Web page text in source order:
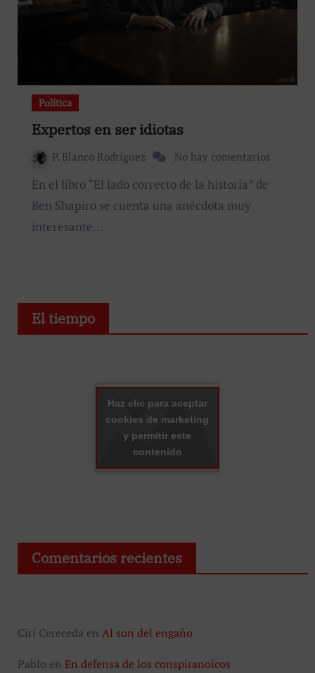
Política
Expertos en ser idiotas
P. Blanco Rodríguez No hay comentarios
En el libro “El lado correcto de la historia” de
Ben Shapiro se cuenta una anécdota muy
interesante…
El tiempo
Haz clic para aceptar
cookies de marketing
y permitir este
contenido
Comentarios recientes
Ciri Cereceda en Al son del engaño
Pablo en En defensa de los conspiranoicos